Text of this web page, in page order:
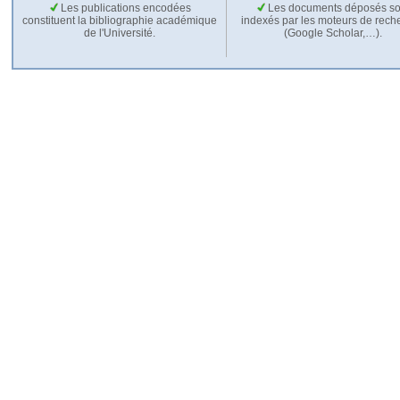
Les publications encodées
constituent la bibliographie académique
de l'Université.
Les documents déposés
indexés par les moteurs de
(Google Scholar,…).